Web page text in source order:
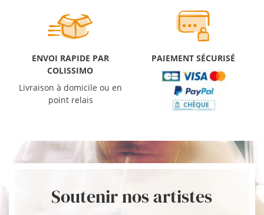
ENVOI RAPIDE PAR
COLISSIMO
Livraison à domicile ou en
point relais
PAIEMENT SÉCURISÉ
Soutenir nos artistes